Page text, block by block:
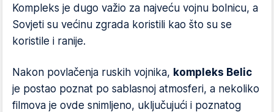
Kompleks je dugo važio za najveću vojnu bolnicu, a
Sovjeti su većinu zgrada koristili kao što su se
koristile i ranije.
Nakon povlačenja ruskih vojnika, kompleks Belic
je postao poznat po sablasnoj atmosferi, a nekoliko
filmova je ovde snimljeno, uključujući i poznatog